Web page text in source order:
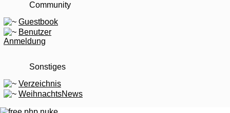
Community
Guestbook
Benutzer
Anmeldung
Sonstiges
Verzeichnis
WeihnachtsNews